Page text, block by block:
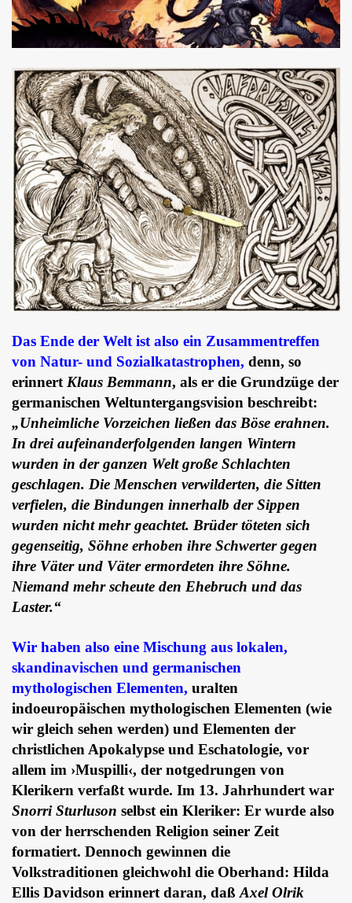
Das Ende der Welt ist also ein Zusammentreffen
von Natur- und Sozialkatastrophen, denn, so
erinnert Klaus Bemmann, als er die Grundzüge der
germanischen Weltuntergangsvision beschreibt:
„Unheimliche Vorzeichen ließen das Böse erahnen.
In drei aufeinanderfolgenden langen Wintern
wurden in der ganzen Welt große Schlachten
geschlagen. Die Menschen verwilderten, die Sitten
verfielen, die Bindungen innerhalb der Sippen
wurden nicht mehr geachtet. Brüder töteten sich
gegenseitig, Söhne erhoben ihre Schwerter gegen
ihre Väter und Väter ermordeten ihre Söhne.
Niemand mehr scheute den Ehebruch und das
Laster.“
Wir haben also eine Mischung aus lokalen,
skandinavischen und germanischen
mythologischen Elementen, uralten
indoeuropäischen mythologischen Elementen (wie
wir gleich sehen werden) und Elementen der
christlichen Apokalypse und Eschatologie, vor
allem im ›Muspilli‹, der notgedrungen von
Klerikern verfaßt wurde. Im 13. Jahrhundert war
Snorri Sturluson selbst ein Kleriker: Er wurde also
von der herrschenden Religion seiner Zeit
formatiert. Dennoch gewinnen die
Volkstraditionen gleichwohl die Oberhand: Hilda
Ellis Davidson erinnert daran, daß Axel Olrik